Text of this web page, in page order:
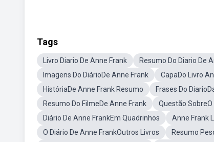
Tags
Livro Diario De Anne Frank Resumo Do Diario De
Imagens Do DiárioDe Anne Frank
CapaDo Livro
HistóriaDe Anne Frank Resumo
Frases Do
Resumo Do FilmeDe Anne Frank
Questão SobreO
Diário De Anne FrankEm Quadrinhos
Anne Frank
O Diário De Anne FrankOutros Livros
Resumo